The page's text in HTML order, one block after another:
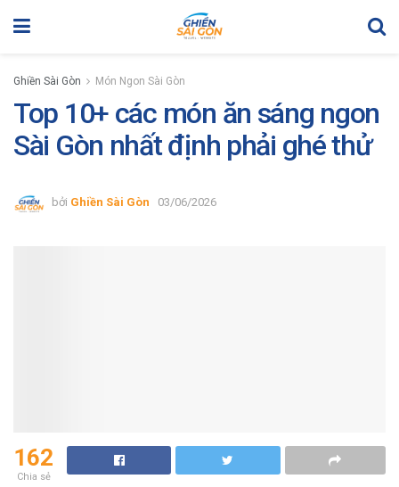
Ghiền Sài Gòn Món Ngon Sài Gòn
Top 10+ các món ăn sáng ngon
Sài Gòn nhất định phải ghé thử
bởi Ghiền Sài Gòn 03/06/2026
162
Chia sẻ